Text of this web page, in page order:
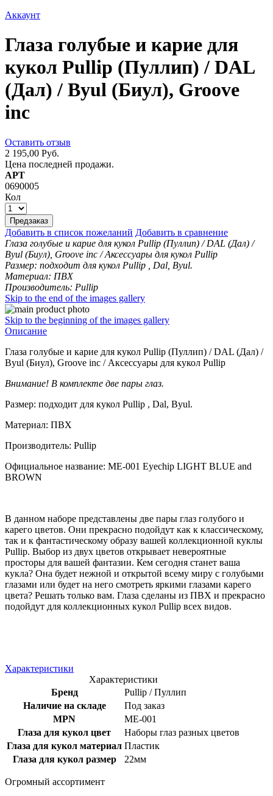
Аккаунт
Глаза голубые и карие для
кукол Pullip (Пуллип) / DAL
(Дал) / Byul (Биул), Groove
inc
Оставить отзыв
2 195,00 Руб.
Цена последней продажи.
АРТ
0690005
Кол
Предзаказ
Добавить в список пожеланий Добавить в сравнение
Глаза голубые и карие для кукол Pullip (Пуллип) / DAL (Дал) /
Byul (Биул), Groove inc / Аксессуары для кукол Pullip
Размер: подходит для кукол Pullip , Dal, Byul.
Материал: ПВХ
Производитель: Pullip
Skip to the end of the images gallery
Skip to the beginning of the images gallery
Описание
Глаза голубые и карие для кукол Pullip (Пуллип) / DAL (Дал) /
Byul (Биул), Groove inc / Аксессуары для кукол Pullip
Внимание! В комплекте две пары глаз.
Размер: подходит для кукол Pullip , Dal, Byul.
Материал: ПВХ
Производитель: Pullip
Официальное название: ME-001 Eyechip LIGHT BLUE and
BROWN
В данном наборе представлены две пары глаз голубого и
карего цветов. Они прекрасно подойдут как к классическому,
так и к фантастическому образу вашей коллекционной куклы
Pullip. Выбор из двух цветов открывает невероятные
просторы для вашей фантазии. Кем сегодня станет ваша
кукла? Она будет нежной и открытой всему миру с голубыми
глазами или будет на него смотреть яркими глазами карего
цвета? Решать только вам. Глаза сделаны из ПВХ и прекрасно
подойдут для коллекционных кукол Pullip всех видов.
Характеристики
Характеристики
Бренд
Pullip / Пуллип
Наличие на складе
Под заказ
MPN
ME-001
Глаза для кукол цвет
Наборы глаз разных цветов
Глаза для кукол материал Пластик
Глаза для кукол размер
22мм
Огромный ассортимент